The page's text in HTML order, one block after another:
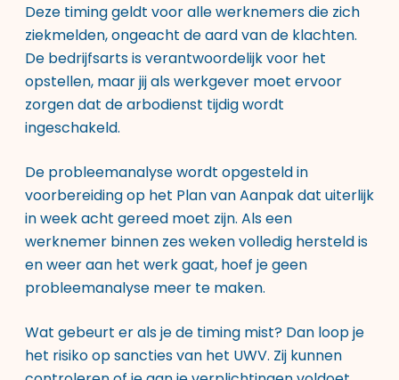
Deze timing geldt voor alle werknemers die zich
ziekmelden, ongeacht de aard van de klachten.
De bedrijfsarts is verantwoordelijk voor het
opstellen, maar jij als werkgever moet ervoor
zorgen dat de arbodienst tijdig wordt
ingeschakeld.
De probleemanalyse wordt opgesteld in
voorbereiding op het Plan van Aanpak dat uiterlijk
in week acht gereed moet zijn. Als een
werknemer binnen zes weken volledig hersteld is
en weer aan het werk gaat, hoef je geen
probleemanalyse meer te maken.
Wat gebeurt er als je de timing mist? Dan loop je
het risiko op sancties van het UWV. Zij kunnen